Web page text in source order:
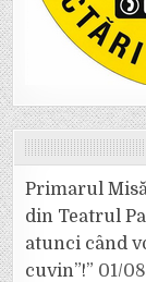
Primarul
din Teatrul
atunci când
cuvin”!” 01/